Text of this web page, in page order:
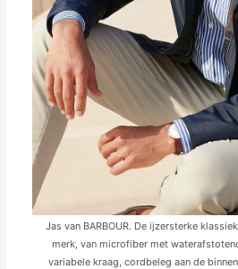
Jas van BARBOUR. De ijzersterke
merk, van microfiber met
variabele kraag, cordbeleg aan de